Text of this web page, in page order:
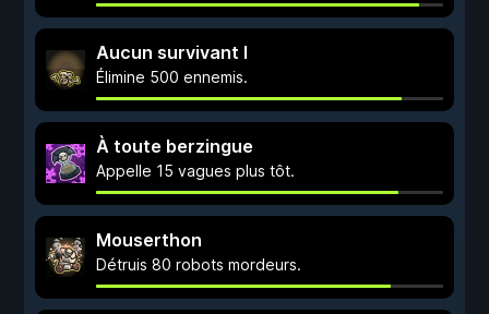
Aucun survivant I
Élimine 500 ennemis.
À toute berzingue
Appelle 15 vagues plus tôt.
Mouserthon
Détruis 80 robots mordeurs.